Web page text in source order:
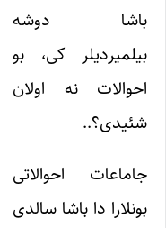
باشا دوشه
بیلمیردیلر کی، بو
احوالات نه اولان
شئیدی؟..
جاماعات احوالاتی
بونلارا دا باشا سالدی